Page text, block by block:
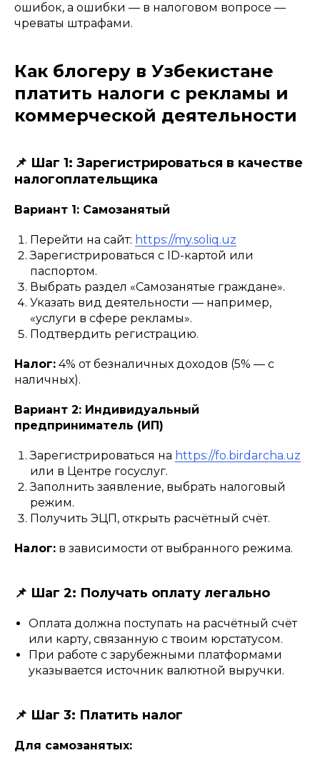
ошибок, а ошибки — в налоговом вопросе —
чреваты штрафами.
Как блогеру в Узбекистане
платить налоги с рекламы и
коммерческой деятельности
📌 Шаг 1: Зарегистрироваться в качестве
налогоплательщика
Вариант 1: Самозанятый
Перейти на сайт: https://my.soliq.uz
Зарегистрироваться с ID-картой или
паспортом.
Выбрать раздел «Самозанятые граждане».
Указать вид деятельности — например,
«услуги в сфере рекламы».
Подтвердить регистрацию.
Налог: 4% от безналичных доходов (5% — с
наличных).
Вариант 2: Индивидуальный
предприниматель (ИП)
Зарегистрироваться на https://fo.birdarcha.uz
или в Центре госуслуг.
Заполнить заявление, выбрать налоговый
режим.
Получить ЭЦП, открыть расчётный счёт.
Налог: в зависимости от выбранного режима.
📌 Шаг 2: Получать оплату легально
Оплата должна поступать на расчётный счёт
или карту, связанную с твоим юрстатусом.
При работе с зарубежными платформами
указывается источник валютной выручки.
📌 Шаг 3: Платить налог
Для самозанятых: